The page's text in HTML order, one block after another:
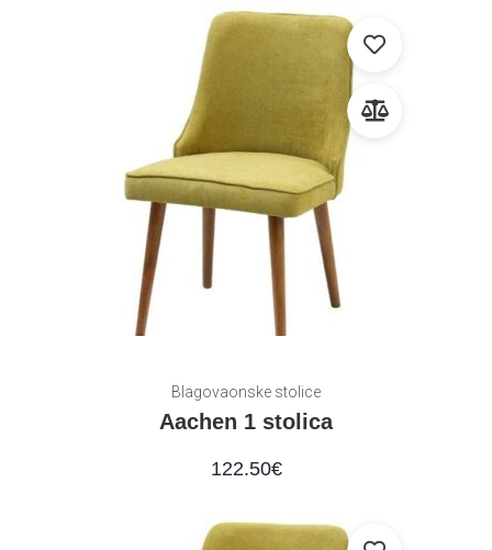
Blagovaonske stolice
Aachen 1 stolica
122.50€